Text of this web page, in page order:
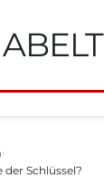
der Schlüssel?